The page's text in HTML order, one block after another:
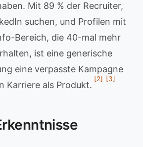
Mit 89 % der Recruiter,
suchen, und Profilen mit
Bereich, die 40-mal mehr
ist eine generische
eine verpasste Kampagne
Karriere als Produkt.
[2] [3]